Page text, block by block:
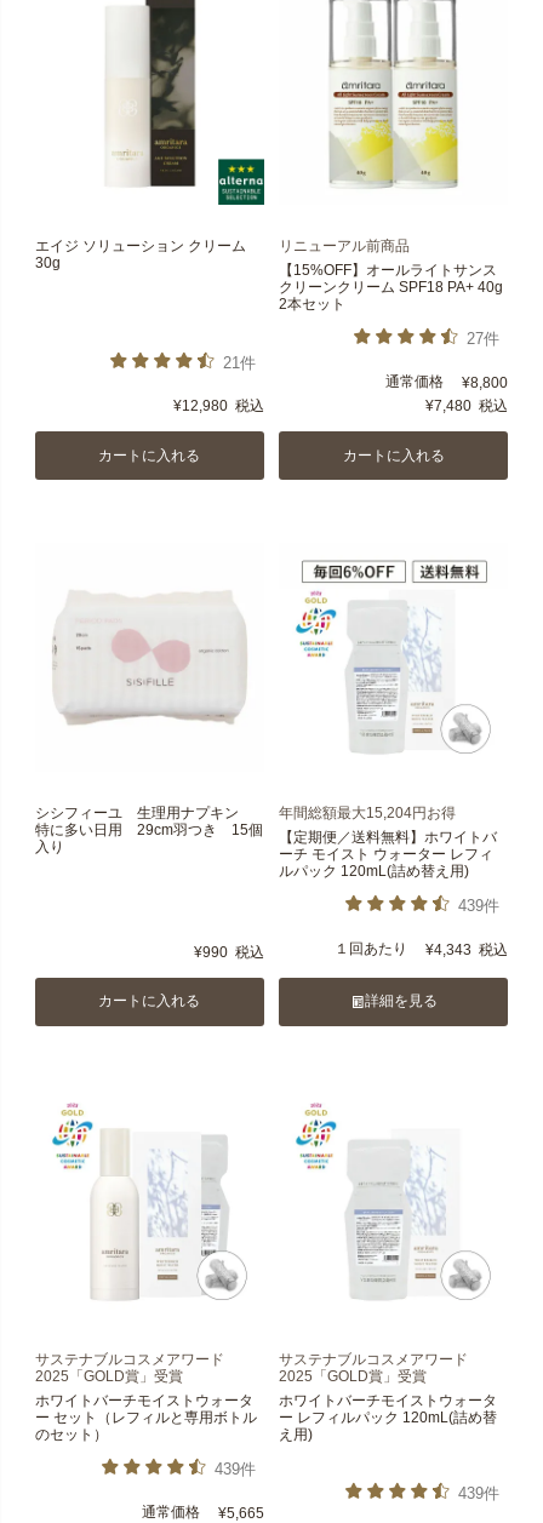
エイジ ソリューション クリーム
30g
21件
¥12,980 税込
カートに入れる
リニューアル前商品
【15%OFF】オールライトサンス
クリーンクリーム SPF18 PA+ 40g
2本セット
27件
通常価格 ¥8,800
¥7,480 税込
カートに入れる
シシフィーユ 生理用ナプキン
特に多い日用 29cm羽つき 15個
入り
¥990 税込
カートに入れる
年間総額最大15,204円お得
【定期便／送料無料】ホワイトバ
ーチ モイスト ウォーター レフィ
ルパック 120mL(詰め替え用)
439件
１回あたり ¥4,343 税込
詳細を見る
サステナブルコスメアワード
2025「GOLD賞」受賞
ホワイトバーチモイストウォータ
ー セット（レフィルと専用ボトル
のセット）
439件
通常価格 ¥5,665
サステナブルコスメアワード
2025「GOLD賞」受賞
ホワイトバーチモイストウォータ
ー レフィルパック 120mL(詰め替
え用)
439件